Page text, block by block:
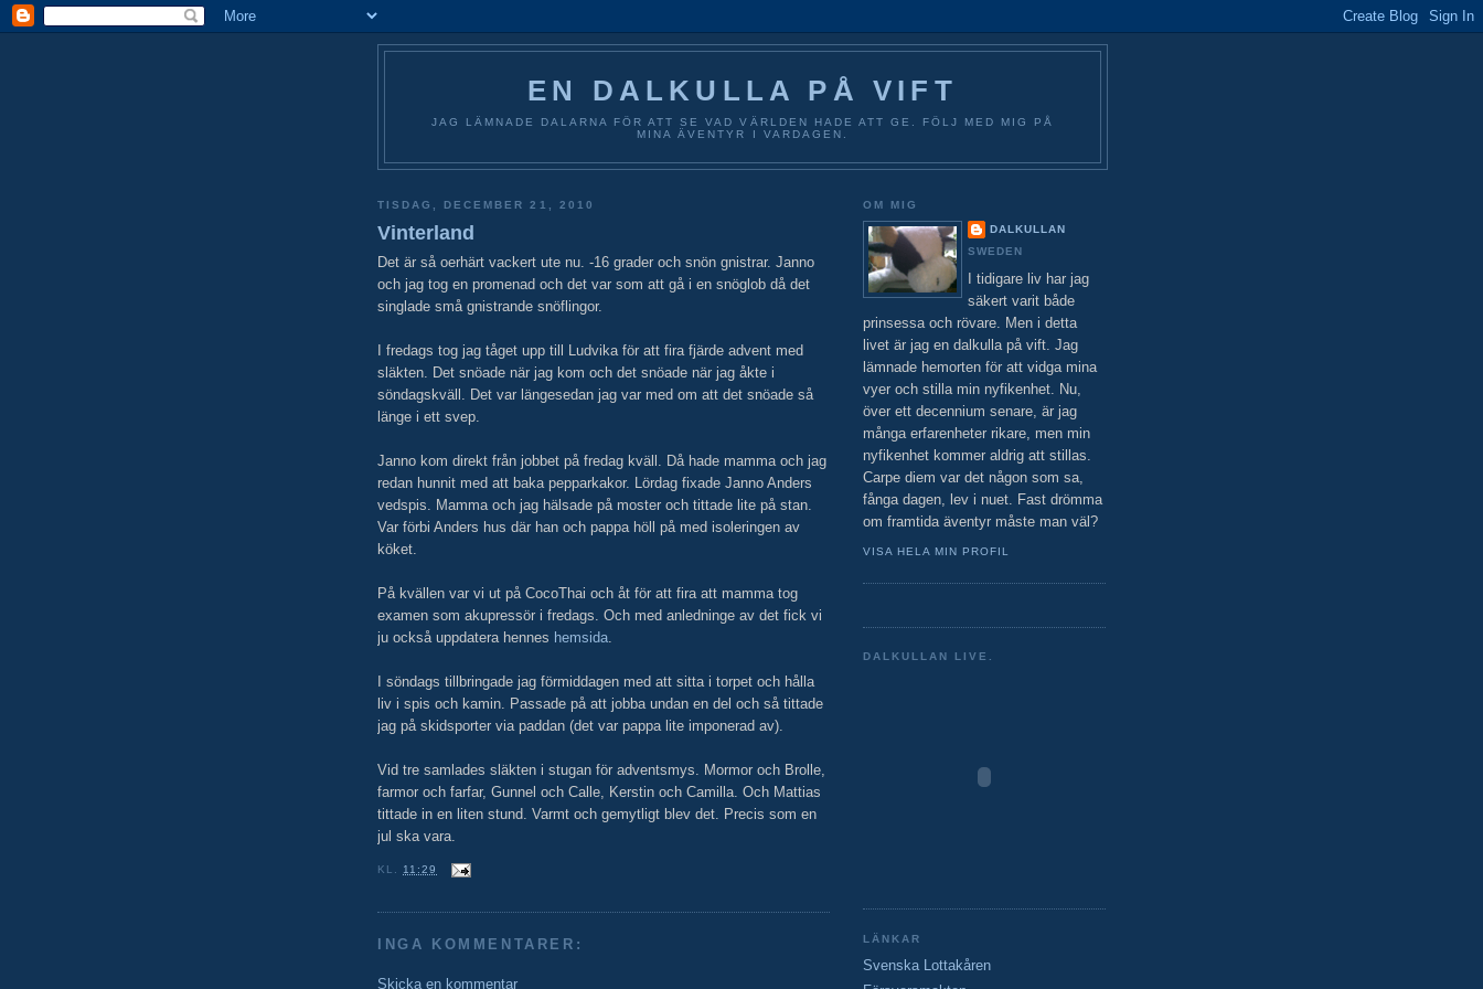
EN DALKULLA PÅ VIFT
JAG LÄMNADE DALARNA FÖR ATT SE VAD VÄRLDEN HADE ATT GE. FÖLJ MED MIG PÅ
MINA ÄVENTYR I VARDAGEN.
TISDAG, DECEMBER 21, 2010
Vinterland
Det är så oerhärt vackert ute nu. -16 grader och snön gnistrar. Janno
och jag tog en promenad och det var som att gå i en snöglob då det
singlade små gnistrande snöflingor.
I fredags tog jag tåget upp till Ludvika för att fira fjärde advent med
släkten. Det snöade när jag kom och det snöade när jag åkte i
söndagskväll. Det var längesedan jag var med om att det snöade så
länge i ett svep.
Janno kom direkt från jobbet på fredag kväll. Då hade mamma och jag
redan hunnit med att baka pepparkakor. Lördag fixade Janno Anders
vedspis. Mamma och jag hälsade på moster och tittade lite på stan.
Var förbi Anders hus där han och pappa höll på med isoleringen av
köket.
På kvällen var vi ut på CocoThai och åt för att fira att mamma tog
examen som akupressör i fredags. Och med anledninge av det fick vi
ju också uppdatera hennes hemsida.
I söndags tillbringade jag förmiddagen med att sitta i torpet och hålla
liv i spis och kamin. Passade på att jobba undan en del och så tittade
jag på skidsporter via paddan (det var pappa lite imponerad av).
Vid tre samlades släkten i stugan för adventsmys. Mormor och Brolle,
farmor och farfar, Gunnel och Calle, Kerstin och Camilla. Och Mattias
tittade in en liten stund. Varmt och gemytligt blev det. Precis som en
jul ska vara.
KL. 11:29
INGA KOMMENTARER:
Skicka en kommentar
OM MIG
DALKULLAN
SWEDEN
I tidigare liv har jag
säkert varit både
prinsessa och rövare. Men i detta
livet är jag en dalkulla på vift. Jag
lämnade hemorten för att vidga mina
vyer och stilla min nyfikenhet. Nu,
över ett decennium senare, är jag
många erfarenheter rikare, men min
nyfikenhet kommer aldrig att stillas.
Carpe diem var det någon som sa,
fånga dagen, lev i nuet. Fast drömma
om framtida äventyr måste man väl?
VISA HELA MIN PROFIL
DALKULLAN LIVE.
LÄNKAR
Svenska Lottakåren